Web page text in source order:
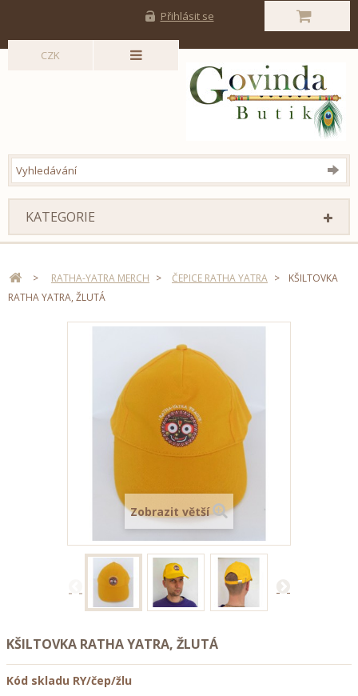
Přihlásit se
CZK
KATEGORIE
> RATHA-YATRA MERCH > ČEPICE RATHA YATRA >
KŠILTOVKA
RATHA YATRA, ŽLUTÁ
Zobrazit větší
KŠILTOVKA RATHA YATRA, ŽLUTÁ
Kód skladu RY/čep/žlu